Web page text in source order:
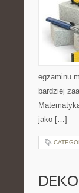
egzaminu
bardziej
jako […]